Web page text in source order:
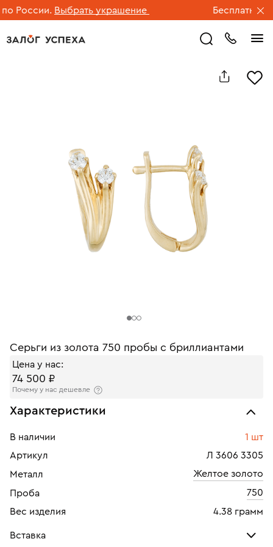
России. Выбрать украшение Бесплатная
Серьги из золота 750 пробы с бриллиантами
Цена у нас:
74 500 ₽
Почему у нас дешевле
Характеристики
В наличии
1 шт
Артикул
Л 3606 3305
Металл
Желтое золото
Проба
750
Вес изделия
4.38 грамм
Вставка